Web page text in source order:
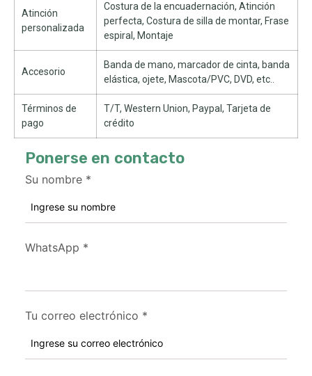
Atinción
personalizada
Costura de la encuadernación, Atinción
perfecta, Costura de silla de montar, Frase
espiral, Montaje
Accesorio
Banda de mano, marcador de cinta, banda
elástica, ojete, Mascota/PVC, DVD, etc..
Términos de
pago
T/T, Western Union, Paypal, Tarjeta de
crédito
Ponerse en contacto
Su nombre *
WhatsApp *
Tu correo electrónico *